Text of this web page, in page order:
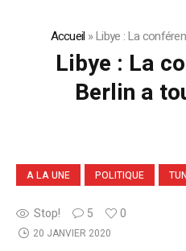
Accueil »Libye : La
Libye : La
Berlin a
A LA UNE POLITIQUE
Stop! 5 0
20 JANVIER 2020